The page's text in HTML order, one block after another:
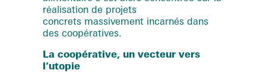
réalisation de projets
concrets massivement incarnés dans
des coopératives.
La coopérative, un vecteur vers
l’utopie